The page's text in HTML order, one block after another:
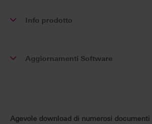
Info prodotto
Aggiornamenti Software
Agevole download di numerosi documenti